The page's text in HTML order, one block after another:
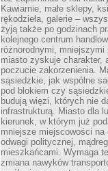
Kawiarnie, małe sklepy,
rękodzieła, galerie –
żyją także po godzinach
kolejnego centrum
różnorodnymi, mniejszymi
miasto zyskuje charakter,
poczucie zakorzenienia.
sąsiedzkie, jak wspólne
pod blokiem czy
budują więzi, których nie
infrastrukturą. Miasto dla
kierunek, w którym już
mniejsze miejscowości na
odwagi politycznej,
mieszkańcami. Wymaga
zmiana nawyków